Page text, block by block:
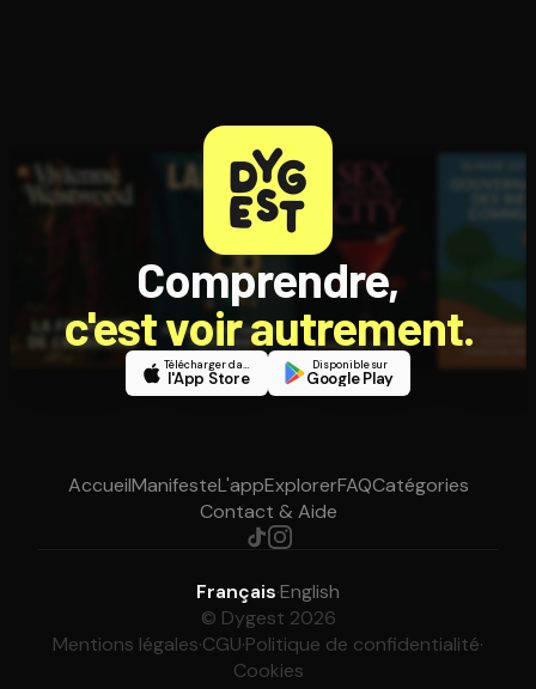
Comprendre,
c'est voir autrement.
Télécharger dans
l'App Store
Disponible sur
Google Play
AccueilManifesteL'appExplorerFAQCatégories
Contact & Aide
Français·English
© Dygest 2026
Mentions légales·CGU·Politique de confidentialité·
Cookies